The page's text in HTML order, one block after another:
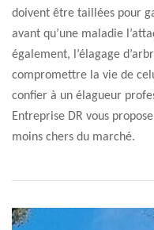
doivent être taillées pour
avant qu’une maladie
également, l’élagage
compromettre la vie de
confier à un élagueur
Entreprise DR vous
moins chers du marché.